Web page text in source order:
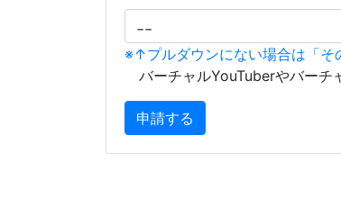
※↑プルダウンにない場合は「そ
バーチャルYouTuberやバーチ
申請する